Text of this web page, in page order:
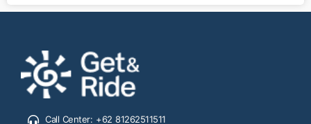
Call Center: +62 81262511511